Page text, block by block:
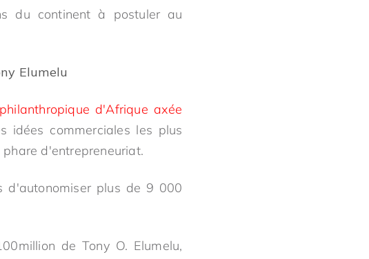
du continent à postuler au
Elumelu
d'Afrique axée
idées commerciales les plus
d'entrepreneuriat.
d'autonomiser plus de 9 000
de Tony O. Elumelu,